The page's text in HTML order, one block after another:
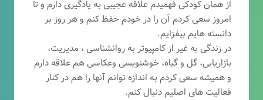
از همان کودکی فهمیدم علاقه عجیبی به یادگیری دارم و تا
امروز سعی کردم آن را در خودم حفظ کنم و هر روز بر
دانسته هایم بیفزایم.
در زندگی به غیر از کامپیوتر به روانشناسی ، مدیریت،
بازاریابی، گل و گیاه، خوشنویسی وعکاسی هم علاقه دارم
و همیشه سعی کردم به اندازه توانم آنها را هم در کنار
فعالیت های اصلیم دنبال کنم.